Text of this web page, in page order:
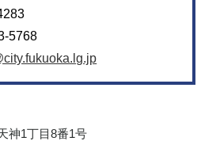
5768
神1丁目8番1号